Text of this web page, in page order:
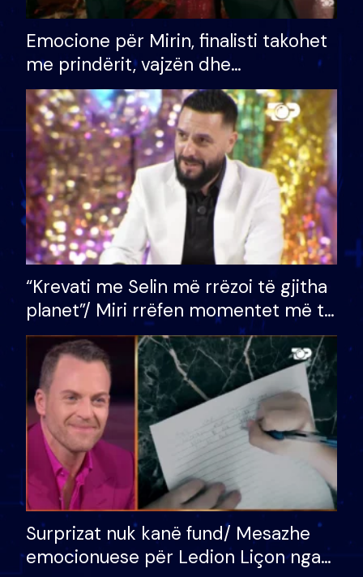
Emocione për Mirin, finalisti takohet
me prindërit, vajzën dhe
bashkëshorten: S’kemi ndonjë letër
divorci apo jo?
“Krevati me Selin më rrëzoi të gjitha
planet”/ Miri rrëfen momentet më të
bukura në shtëpinë e BB VIP: Do më
mungojë zilja e mëngjesit kur…
Surprizat nuk kanë fund/ Mesazhe
emocionuese për Ledion Liçon nga